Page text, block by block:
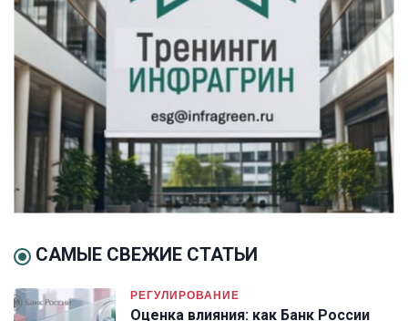
САМЫЕ СВЕЖИЕ СТАТЬИ
РЕГУЛИРОВАНИЕ
Оценка влияния: как Банк России